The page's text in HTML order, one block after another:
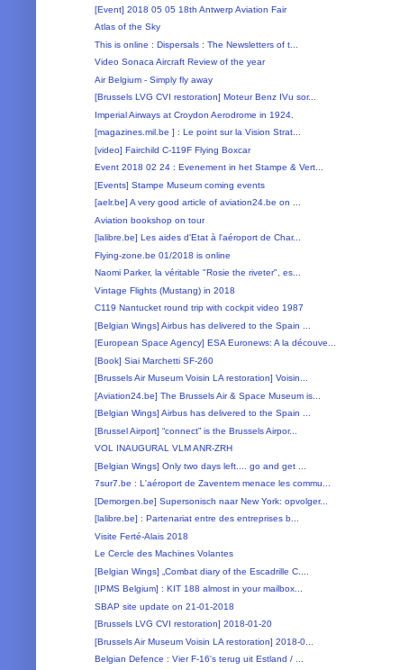
[Event] 2018 05 05 18th Antwerp Aviation Fair
Atlas of the Sky
This is online : Dispersals : The Newsletters of t...
Video Sonaca Aircraft Review of the year
Air Belgium - Simply fly away
[Brussels LVG CVI restoration] Moteur Benz IVu sor...
Imperial Airways at Croydon Aerodrome in 1924.
[magazines.mil.be ] : Le point sur la Vision Strat...
[video] Fairchild C-119F Flying Boxcar
Event 2018 02 24 : Evenement in het Stampe & Vert...
[Events] Stampe Museum coming events
[aelr.be] A very good article of aviation24.be on ...
Aviation bookshop on tour
[lalibre.be] Les aides d'Etat à l'aéroport de Char...
Flying-zone.be 01/2018 is online
Naomi Parker, la véritable "Rosie the riveter", es...
Vintage Flights (Mustang) in 2018
C119 Nantucket round trip with cockpit video 1987
[Belgian Wings] Airbus has delivered to the Spain ...
[European Space Agency] ESA Euronews: A la découve...
[Book] Siai Marchetti SF-260
[Brussels Air Museum Voisin LA restoration] Voisin...
[Aviation24.be] The Brussels Air & Space Museum is...
[Belgian Wings] Airbus has delivered to the Spain ...
[Brussel Airport] “connect” is the Brussels Airpor...
VOL INAUGURAL VLM ANR-ZRH
[Belgian Wings] Only two days left.... go and get ...
7sur7.be : L'aéroport de Zaventem menace les commu...
[Demorgen.be] Supersonisch naar New York: opvolger...
[lalibre.be] : Partenariat entre des entreprises b...
Visite Ferté-Alais 2018
Le Cercle des Machines Volantes
[Belgian Wings] „Combat diary of the Escadrille C....
[IPMS Belgium] : KIT 188 almost in your mailbox...
SBAP site update on 21-01-2018
[Brussels LVG CVI restoration] 2018-01-20
[Brussels Air Museum Voisin LA restoration] 2018-0...
Belgian Defence : Vier F-16's terug uit Estland / ...